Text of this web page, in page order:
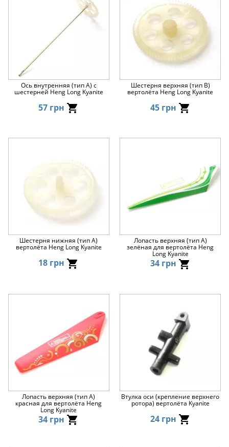
Ось внутренняя (тип А) с
шестерней Heng Long Kyanite
57 грн
Шестерня верхняя (тип В)
вертолёта Heng Long Kyanite
45 грн
Шестерня нижняя (тип А)
вертолёта Heng Long Kyanite
18 грн
Лопасть верхняя (тип А)
зелёная для вертолёта Heng
Long Kyanite
34 грн
Лопасть верхняя (тип А)
красная для вертолёта Heng
Long Kyanite
34 грн
Втулка оси (крепление верхнего
ротора) вертолёта Kyanite
24 грн